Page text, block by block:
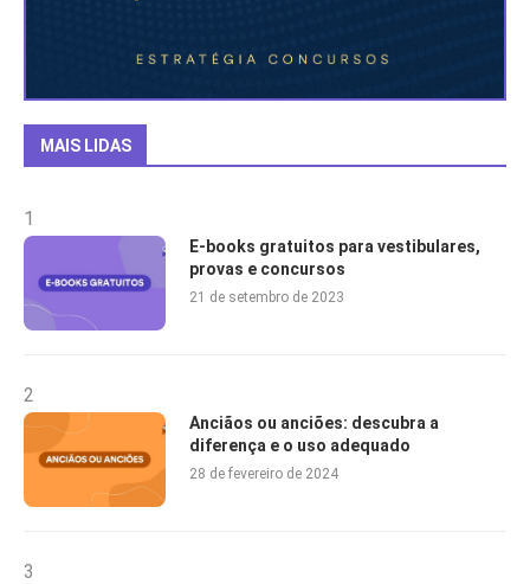
MAIS LIDAS
1
E-books gratuitos para vestibulares,
provas e concursos
21 de setembro de 2023
2
Anciãos ou anciões: descubra a
diferença e o uso adequado
28 de fevereiro de 2024
3